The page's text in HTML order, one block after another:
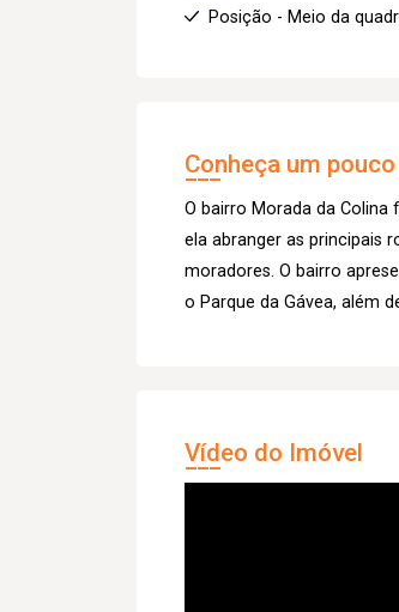
Posição - Meio da
Conheça um
O bairro Morada da Colina
ela abranger as principais
moradores. O bairro
o Parque da Gávea, além
Vídeo do Imóvel